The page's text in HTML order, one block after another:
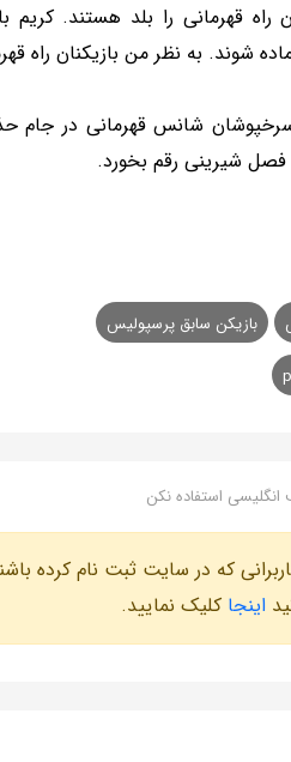
راه قهرمانی را بلد هستند.
شوند. به نظر من بازیکنان راه
شانس قهرمانی در جام
فصل شیرینی رقم بخورد.
بازیکن سابق پرسپولیس
انگلیسی استفاده نکن
که در سایت ثبت نام کرده
اینجا کلیک نمایید.